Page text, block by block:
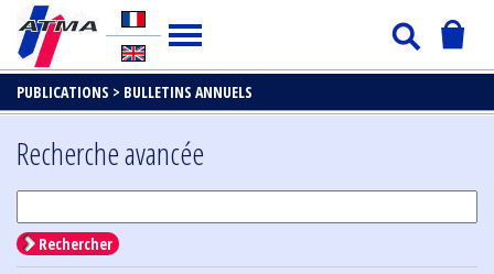
PUBLICATIONS > BULLETINS ANNUELS
Recherche avancée
Rechercher